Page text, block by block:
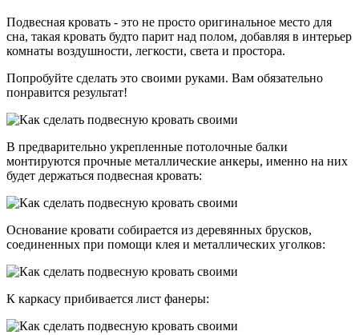
Подвесная кровать - это не просто оригинальное место для
сна, такая кровать будто парит над полом, добавляя в интерьер
комнаты воздушности, легкости, света и простора.
Попробуйте сделать это своими руками. Вам обязательно
понравится результат!
В предварительно укрепленные потолочные балки
монтируются прочные металлические анкеры, именно на них
будет держаться подвесная кровать:
Основание кровати собирается из деревянных брусков,
соединенных при помощи клея и металлических уголков:
К каркасу прибивается лист фанеры: